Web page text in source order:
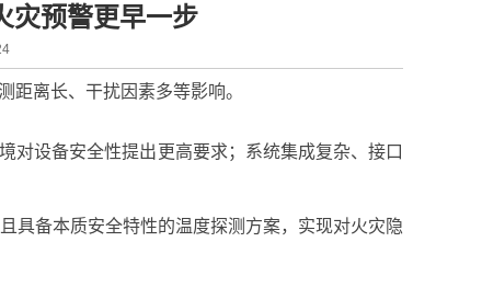
灾预警更早一步
距离长、干扰因素多等影响。
对设备安全性提出更高要求；系统集成复杂、接口
具备本质安全特性的温度探测方案，实现对火灾隐